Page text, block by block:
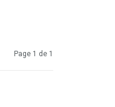
Page 1 de 1